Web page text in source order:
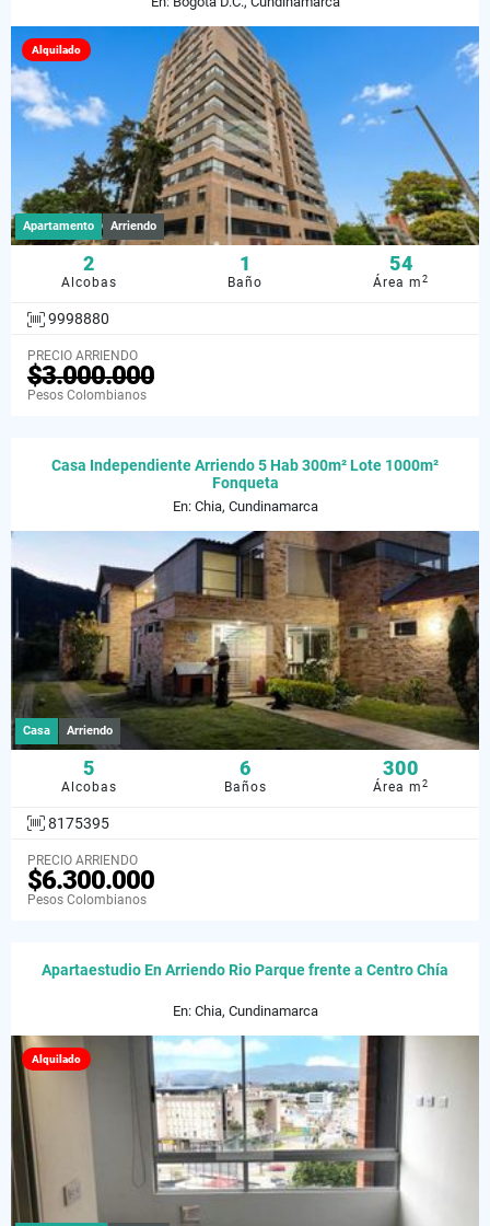
Alquilado
Apartamento Arriendo
2
Alcobas
1
Baño
54
Área m2
9998880
PRECIO ARRIENDO
$3.000.000
Pesos Colombianos
Casa Independiente Arriendo 5 Hab 300m² Lote 1000m²
Fonqueta
En: Chia, Cundinamarca
Casa Arriendo
5
Alcobas
6
Baños
300
Área m2
8175395
PRECIO ARRIENDO
$6.300.000
Pesos Colombianos
Apartaestudio En Arriendo Rio Parque frente a Centro Chía
En: Chia, Cundinamarca
Alquilado